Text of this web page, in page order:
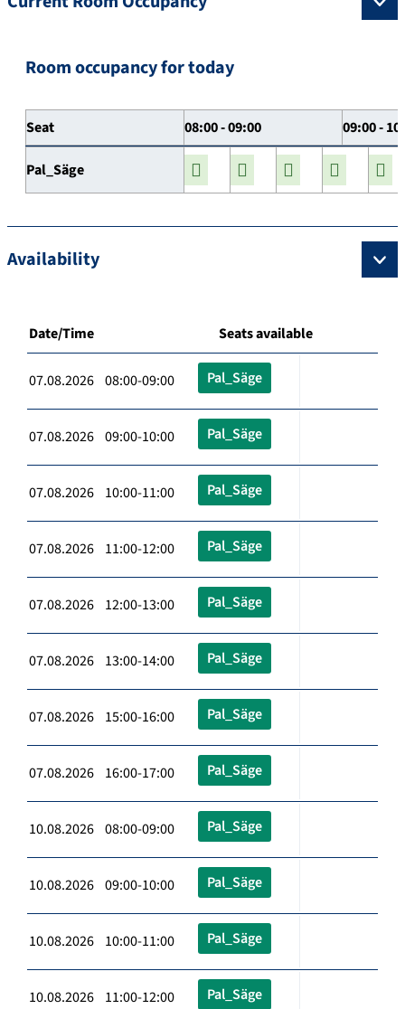
Room occupancy for today
Seat 08:00 - 09:00 09:00 -
Pal_Säge
Availability
Date/Time Seats available
07.08.2026 08:00-09:00 Pal_Säge
07.08.2026 09:00-10:00 Pal_Säge
07.08.2026 10:00-11:00 Pal_Säge
07.08.2026 11:00-12:00 Pal_Säge
07.08.2026 12:00-13:00 Pal_Säge
07.08.2026 13:00-14:00 Pal_Säge
07.08.2026 15:00-16:00 Pal_Säge
07.08.2026 16:00-17:00 Pal_Säge
10.08.2026 08:00-09:00 Pal_Säge
10.08.2026 09:00-10:00 Pal_Säge
10.08.2026 10:00-11:00 Pal_Säge
10.08.2026 11:00-12:00 Pal_Säge